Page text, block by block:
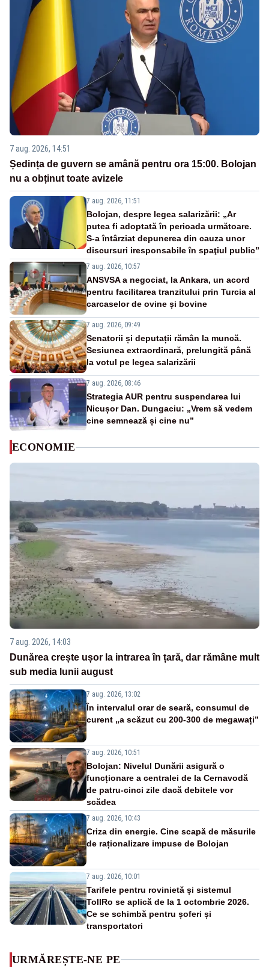
7 aug. 2026, 14:51
Ședința de guvern se amână pentru ora 15:00. Bolojan
nu a obținut toate avizele
7 aug. 2026, 11:51
Bolojan, despre legea salarizării: „Ar
putea fi adoptată în perioada următoare.
S-a întârziat depunerea din cauza unor
discursuri iresponsabile în spaţiul public”
7 aug. 2026, 10:57
ANSVSA a negociat, la Ankara, un acord
pentru facilitarea tranzitului prin Turcia al
carcaselor de ovine și bovine
7 aug. 2026, 09:49
Senatorii și deputații rămân la muncă.
Sesiunea extraordinară, prelungită până
la votul pe legea salarizării
7 aug. 2026, 08:46
Strategia AUR pentru suspendarea lui
Nicușor Dan. Dungaciu: „Vrem să vedem
cine semnează și cine nu”
ECONOMIE
7 aug. 2026, 14:03
Dunărea crește ușor la intrarea în țară, dar rămâne mult
sub media lunii august
7 aug. 2026, 13:02
În intervalul orar de seară, consumul de
curent „a scăzut cu 200-300 de megawați”
7 aug. 2026, 10:51
Bolojan: Nivelul Dunării asigură o
funcționare a centralei de la Cernavodă
de patru-cinci zile dacă debitele vor
scădea
7 aug. 2026, 10:43
Criza din energie. Cine scapă de măsurile
de raționalizare impuse de Bolojan
7 aug. 2026, 10:01
Tarifele pentru rovinietă și sistemul
TollRo se aplică de la 1 octombrie 2026.
Ce se schimbă pentru șoferi și
transportatori
URMĂREȘTE-NE PE